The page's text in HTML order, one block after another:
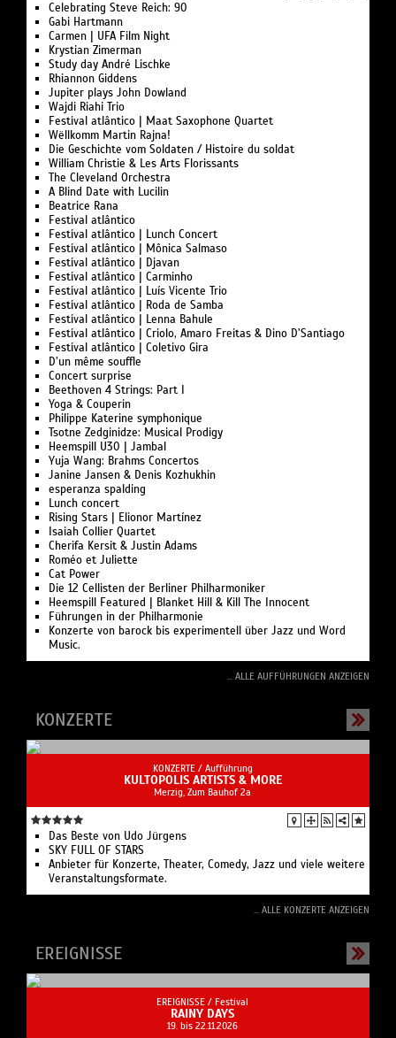
Celebrating Steve Reich: 90
Gabi Hartmann
Carmen | UFA Film Night
Krystian Zimerman
Study day André Lischke
Rhiannon Giddens
Jupiter plays John Dowland
Wajdi Riahi Trio
Festival atlântico | Maat Saxophone Quartet
Wëllkomm Martin Rajna!
Die Geschichte vom Soldaten / Histoire du soldat
William Christie & Les Arts Florissants
The Cleveland Orchestra
A Blind Date with Lucilin
Beatrice Rana
Festival atlântico
Festival atlântico | Lunch Concert
Festival atlântico | Mônica Salmaso
Festival atlântico | Djavan
Festival atlântico | Carminho
Festival atlântico | Luís Vicente Trio
Festival atlântico | Roda de Samba
Festival atlântico | Lenna Bahule
Festival atlântico | Criolo, Amaro Freitas & Dino D’Santiago
Festival atlântico | Coletivo Gira
D’un même souffle
Concert surprise
Beethoven 4 Strings: Part I
Yoga & Couperin
Philippe Katerine symphonique
Tsotne Zedginidze: Musical Prodigy
Heemspill U30 | Jambal
Yuja Wang: Brahms Concertos
Janine Jansen & Denis Kozhukhin
esperanza spalding
Lunch concert
Rising Stars | Elionor Martínez
Isaiah Collier Quartet
Cherifa Kersit & Justin Adams
Roméo et Juliette
Cat Power
Die 12 Cellisten der Berliner Philharmoniker
Heemspill Featured | Blanket Hill & Kill The Innocent
Führungen in der Philharmonie
Konzerte von barock bis experimentell über Jazz und Word
Music.
... ALLE AUFFÜHRUNGEN ANZEIGEN
KONZERTE
KONZERTE / Aufführung
KULTOPOLIS ARTISTS & MORE
Merzig, Zum Bauhof 2a
Das Beste von Udo Jürgens
SKY FULL OF STARS
Anbieter für Konzerte, Theater, Comedy, Jazz und viele weitere
Veranstaltungsformate.
... ALLE KONZERTE ANZEIGEN
EREIGNISSE
EREIGNISSE / Festival
RAINY DAYS
19. bis 22.11.2026